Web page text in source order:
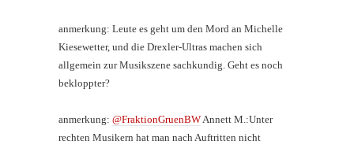
anmerkung: Leute es geht um den Mord an Michelle
Kiesewetter, und die Drexler-Ultras machen sich
allgemein zur Musikszene sachkundig. Geht es noch
bekloppter?
anmerkung: @FraktionGruenBW Annett M.:Unter
rechten Musikern hat man nach Auftritten nicht